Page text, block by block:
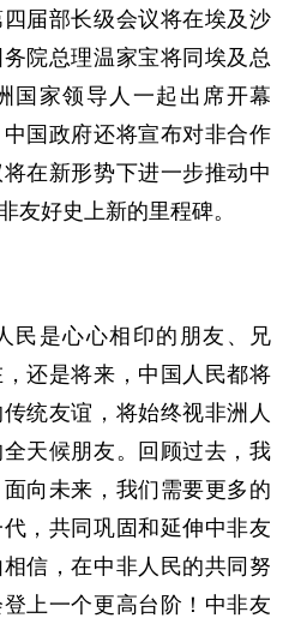
部长级会议将在埃及沙
院总理温家宝将同埃及总
国家领导人一起出席开幕
国政府还将宣布对非合作
在新形势下进一步推动中
友好史上新的里程碑。
是心心相印的朋友、兄
还是将来，中国人民都将
统友谊，将始终视非洲人
天候朋友。回顾过去，我
向未来，我们需要更多的
，共同巩固和延伸中非友
信，在中非人民的共同努
上一个更高台阶！中非友